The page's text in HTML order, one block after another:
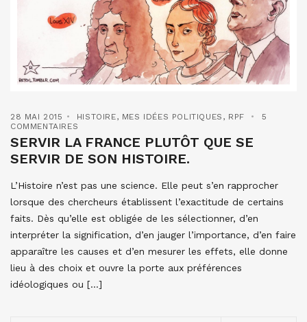
28 MAI 2015 HISTOIRE, MES IDÉES POLITIQUES , RPF
5
COMMENTAIRES
SERVIR LA FRANCE PLUTÔT QUE SE
SERVIR DE SON HISTOIRE.
L’Histoire n’est pas une science. Elle peut s’en rapprocher
lorsque des chercheurs établissent l’exactitude de certains
faits. Dès qu’elle est obligée de les sélectionner, d’en
interpréter la signification, d’en jauger l’importance, d’en faire
apparaître les causes et d’en mesurer les effets, elle donne
lieu à des choix et ouvre la porte aux préférences
idéologiques ou […]